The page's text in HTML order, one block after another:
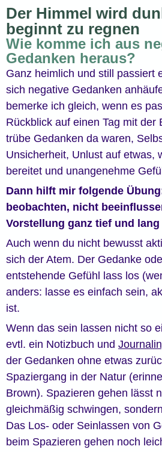
Der Himmel wird
beginnt zu regnen
Wie komme ich aus
Gedanken heraus?
Ganz heimlich und still passiert
sich negative Gedanken
bemerke ich gleich, wenn es
Rückblick auf einen Tag mit der
trübe Gedanken da waren,
Unsicherheit, Unlust auf etwas,
bereitet und unangenehme
Dann hilft mir folgende
beobachten, nicht
Vorstellung ganz tief und
Auch wenn du nicht bewusst
sich der Atem. Der Gedanke
entstehende Gefühl lass los
anders: lasse es einfach sein,
ist.
Wenn das sein lassen nicht so
evtl. ein Notizbuch und
der Gedanken ohne etwas
Spaziergang in der Natur
Brown). Spazieren gehen lässt
gleichmäßig schwingen,
Das Los- oder Seinlassen von
beim Spazieren gehen noch